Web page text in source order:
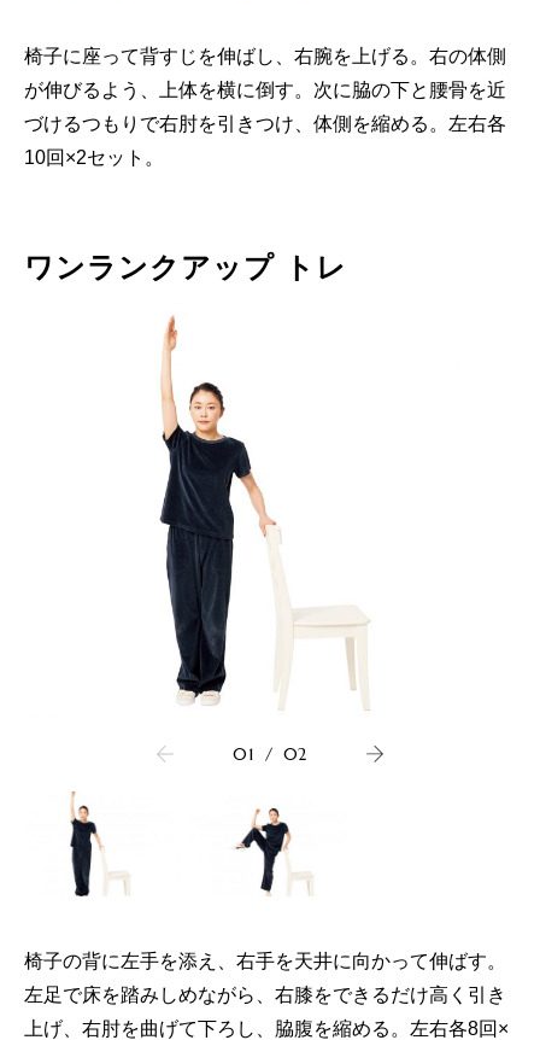
椅子に座って背すじを伸ばし、右腕を上げる。右の体側
が伸びるよう、上体を横に倒す。次に脇の下と腰骨を近
づけるつもりで右肘を引きつけ、体側を縮める。左右各
10回×2セット。
ワンランクアップ トレ
01 / 02
椅子の背に左手を添え、右手を天井に向かって伸ばす。
左足で床を踏みしめながら、右膝をできるだけ高く引き
上げ、右肘を曲げて下ろし、脇腹を縮める。左右各8回×